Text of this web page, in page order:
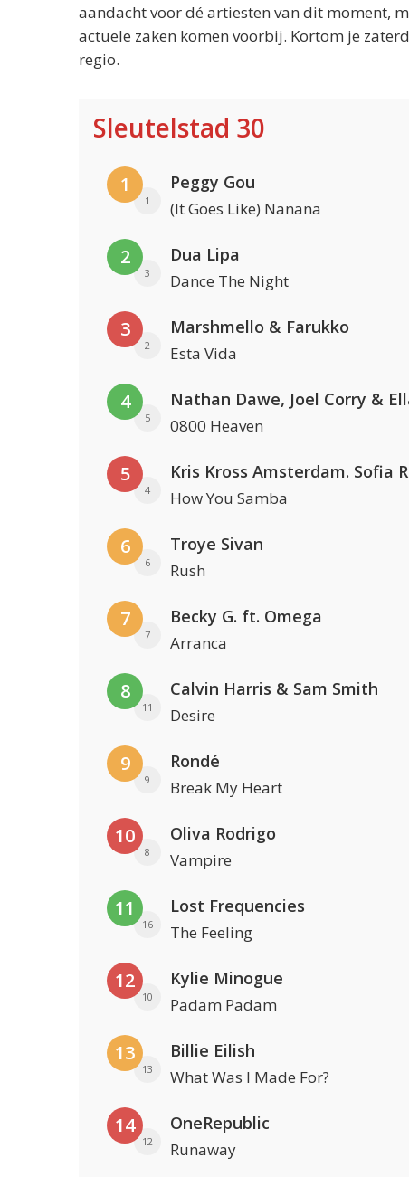
aandacht voor dé artiesten van dit moment,
actuele zaken komen voorbij. Kortom je
regio.
Sleutelstad 30
1
1
Peggy Gou
(It Goes Like) Nanana
2
3
Dua Lipa
Dance The Night
3
2
Marshmello & Farukko
Esta Vida
4
5 0800 Heaven
5
4 How You Samba
6
6
Troye Sivan
Rush
7
7
Becky G. ft. Omega
Arranca
8
11
Calvin Harris & Sam Smith
Desire
9
9
Rondé
Break My Heart
10
8
Oliva Rodrigo
Vampire
11
16
Lost Frequencies
The Feeling
12
10
Kylie Minogue
Padam Padam
13
13
Billie Eilish
What Was I Made For?
14
12
OneRepublic
Runaway